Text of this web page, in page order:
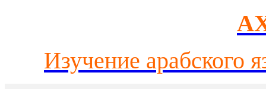
Изучение арабского